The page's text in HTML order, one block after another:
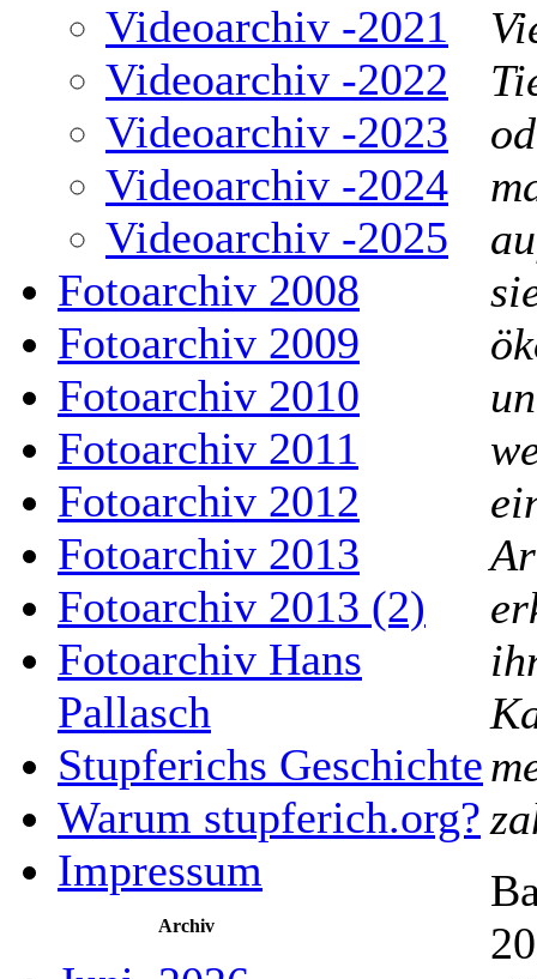
Videoarchiv -2021
Videoarchiv -2022
Videoarchiv -2023
Videoarchiv -2024
Videoarchiv -2025
Fotoarchiv 2008
Fotoarchiv 2009
Fotoarchiv 2010
Fotoarchiv 2011
Fotoarchiv 2012
Fotoarchiv 2013
Fotoarchiv 2013 (2)
Fotoarchiv Hans
Pallasch
Stupferichs Geschichte
Warum stupferich.org?
Impressum
Archiv